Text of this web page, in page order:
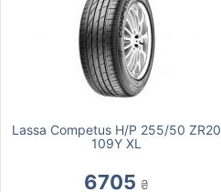
Lassa Competus H/P 255/50 ZR20
109Y XL
6705 ₴